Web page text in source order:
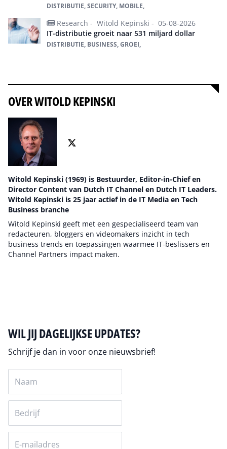
DISTRIBUTIE, SECURITY, MOBILE,
Research - Witold Kepinski - 05-08-2026
IT-distributie groeit naar 531 miljard dollar
DISTRIBUTIE, BUSINESS, GROEI,
OVER WITOLD KEPINSKI
Witold Kepinski (1969) is Bestuurder, Editor-in-Chief en
Director Content van Dutch IT Channel en Dutch IT Leaders.
Witold Kepinski is 25 jaar actief in de IT Media en Tech
Business branche
Witold Kepinski geeft met een gespecialiseerd team van
redacteuren, bloggers en videomakers inzicht in tech
business trends en toepassingen waarmee IT-beslissers en
Channel Partners impact maken.
WIL JIJ DAGELIJKSE UPDATES?
Schrijf je dan in voor onze nieuwsbrief!